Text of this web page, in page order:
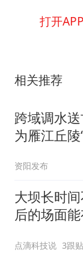
打开
相关推荐
跨域调水
为雁江丘陵
资阳发布
大坝长时
后的场面
点滴科技说 3跟贴